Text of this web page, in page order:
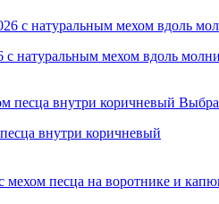
натуральным мехом вдоль
внутри коричневый